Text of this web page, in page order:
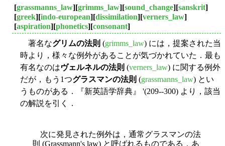
[grassmanns_law][grimms_law][sound_change][sanskrit]
[greek][indo-european][dissimilation][verners_law]
[aspiration][phonetics][consonant]
著名なグリムの法則 (grimms_law) には，提案された当
時より，様々な例外があることが気づかれていた．最も
有名なのはヴェルネルの法則 (verners_law) に関する例外
だが，もう1つグラスマンの法則 (grassmanns_law) とい
うものがある．『新英語学辞典』 '(209--300) より，該当
の解説を引く．
次に発見された例外は，通常グラスマンの法
則 (Grassmann's law) と呼ばれるものである．あ